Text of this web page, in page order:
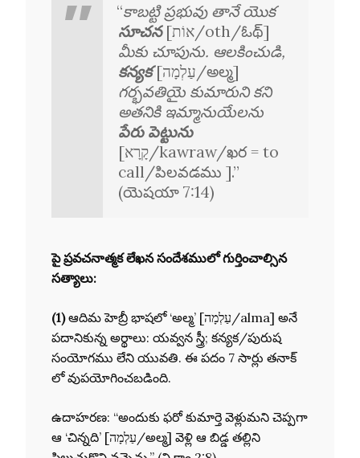
“కాబట్టి ప్రభువు తానే యొక
సూచన
[אוֹת/oth/ఓథ్]
మీకు చూపును. ఆలకించుడి,
కన్యక
[עַלְמָה/అల్మ]
గర్భవతియై కుమారుని కని
అతనికి ఇమ్మానుయేలను
పేరు పెట్టును
[קָרָא/kawraw/ఖర = to
call/పిలవడము ].”
(యెషయా 7:14)
పై ప్రవచనాత్మక లేఖన సందేశములో గుర్తించాల్సిన
సత్యాలు:
(1)ఆదిమ హెబ్రీ భాషలో ‘అల్మ’ [עַלְמָה/alma] అనే
పదానికున్న అర్థాలు: యవ్వన స్త్రీ; కన్యక/పురుష
సంయోగము లేని యువతి. ఈ పదం 7 సార్లు తనాక్
లో వుపయోగించబడింది.
ఉదాహరణ: “అందుకు ఫరో కుమార్తె వెళ్లుమని చెప్పగా
ఆ ‘చిన్నది’ [עַלְמָה/అల్మ] వెళ్లి ఆ బిడ్డ తల్లిని